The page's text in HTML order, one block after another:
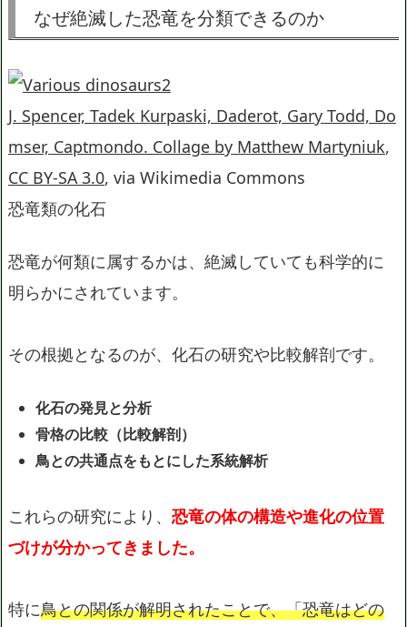
なぜ絶滅した恐竜を分類できるのか
J. Spencer, Tadek Kurpaski, Daderot, Gary Todd, Do
mser, Captmondo. Collage by Matthew Martyniuk,
CC BY-SA 3.0, via Wikimedia Commons
恐竜類の化石
恐竜が何類に属するかは、絶滅していても科学的に
明らかにされています。
その根拠となるのが、化石の研究や比較解剖です。
化石の発見と分析
骨格の比較（比較解剖）
鳥との共通点をもとにした系統解析
これらの研究により、 恐竜の体の構造や進化の位置
づけが分かってきました。
特に鳥との関係が解明されたことで、「恐竜はどの